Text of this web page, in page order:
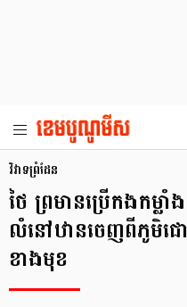
វិវាទព្រំដែន
ថៃ ព្រមានប្រើកងកម្លាំ
លំនៅឋានចេញពីភូមិជ
ខាងមុខ